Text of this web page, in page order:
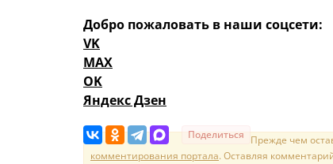
Добро пожаловать в наши соцсети:
VK
MAX
OK
Яндекс Дзен
Поделиться Прежде чем
комментирования портала. Оставляя